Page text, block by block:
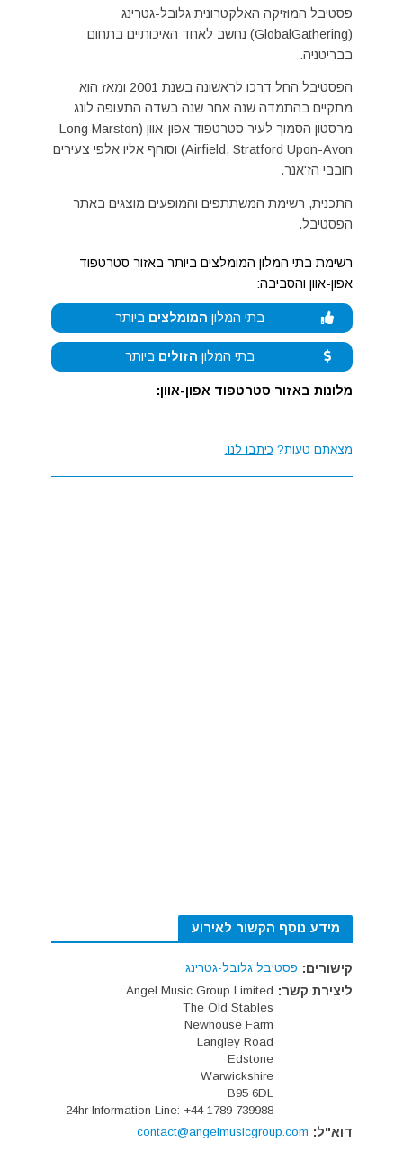
פסטיבל המוזיקה האלקטרונית גלובל-גטרינג
(GlobalGathering) נחשב לאחד האיכותיים בתחום
בבריטניה.
הפסטיבל החל דרכו לראשונה בשנת 2001 ומאז הוא
מתקיים בהתמדה שנה אחר שנה בשדה התעופה לונג
מרסטון הסמוך לעיר סטרטפוד אפון-אוון (Long Marston
Airfield, Stratford Upon-Avon) וסוחף אליו אלפי צעירים
חובבי הז'אנר.
התכנית, רשימת המשתתפים והמופעים מוצגים באתר
הפסטיבל.
רשימת בתי המלון המומלצים ביותר באזור סטרטפוד
אפון-אוון והסביבה:
בתי המלון המומלצים ביותר
בתי המלון הזולים ביותר
מלונות באזור סטרטפוד אפון-אוון:
מצאתם טעות? כיתבו לנו.
מידע נוסף הקשור לאירוע
קישורים: פסטיבל גלובל-גטרינג
ליצירת קשר: Angel Music Group Limited
The Old Stables
Newhouse Farm
Langley Road
Edstone
Warwickshire
B95 6DL
24hr Information Line: +44 1789 739988
דוא"ל: contact@angelmusicgroup.com